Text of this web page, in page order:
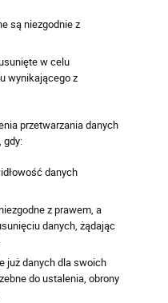
są niezgodnie z
w celu
wynikającego z
przetwarzania danych
gdy:
danych
z prawem, a
danych, żądając
już danych dla swoich
do ustalenia, obrony